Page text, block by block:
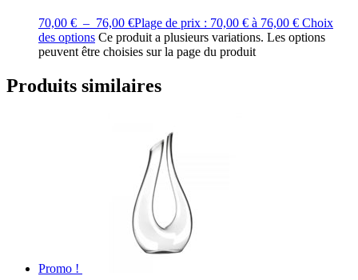
70,00 € – 76,00 €Plage de prix : 70,00 € à 76,00 € Choix
des options Ce produit a plusieurs variations. Les options
peuvent être choisies sur la page du produit
Produits similaires
Promo !